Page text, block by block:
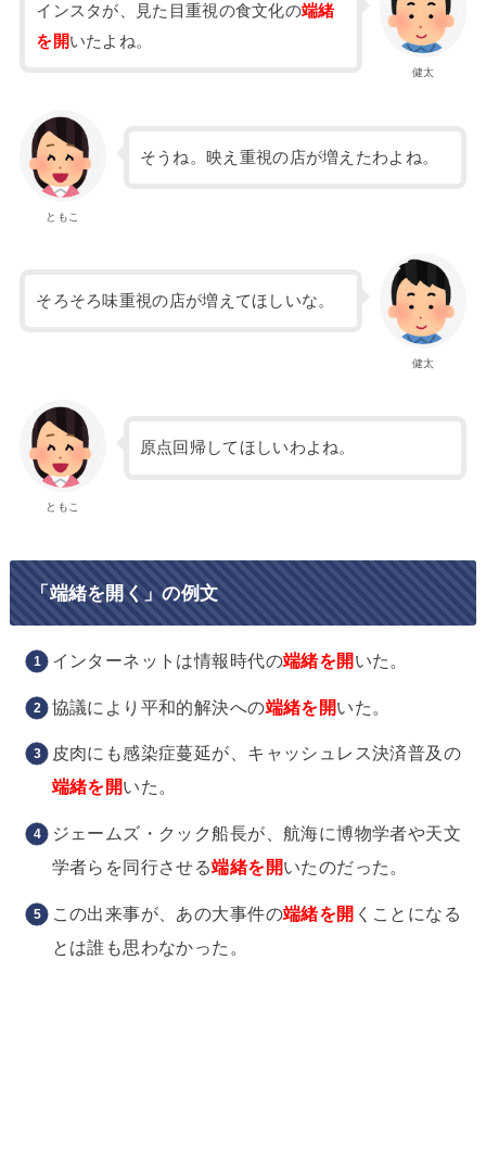
健太
インスタが、見た目重視の食文化の端緒
を開いたよね。
ともこ
そうね。映え重視の店が増えたわよね。
健太
そろそろ味重視の店が増えてほしいな。
ともこ
原点回帰してほしいわよね。
「端緒を開く」の例文
インターネットは情報時代の端緒を開 いた。
協議により平和的解決への端緒を開いた。
皮肉にも感染症蔓延が、キャッシュレス決済普及の
端緒を開いた。
ジェームズ・クック船長が 、航海に博物学者や天文
学者らを同行させる端緒を開いたのだった。
この出来事が、あの大事件の端緒を開 くことになる
とは誰も思わなかった。